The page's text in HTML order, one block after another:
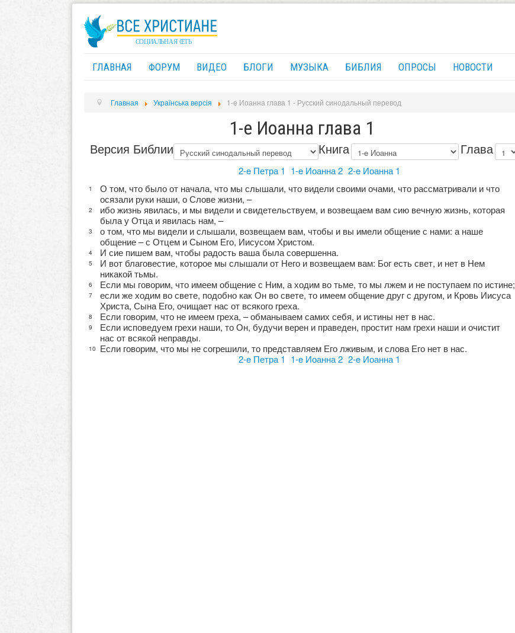
ГЛАВНАЯ ФОРУМ ВИДЕО БЛОГИ МУЗЫКА БИБЛИЯ ОПРОСЫ НОВОСТИ
Главная Українська версія 1-e Иоанна глава 1 - Русский синодальный перевод
1-e Иоанна глава 1
Версия Библии Книга Глава
2-e Петра 1 1-e Иоанна 2 2-e Иоанна 1
1
О том, что было от начала, что мы слышали, что видели своими очами, что рассматривали и что
осязали руки наши, о Слове жизни, –
2
ибо жизнь явилась, и мы видели и свидетельствуем, и возвещаем вам сию вечную жизнь, которая
была у Отца и явилась нам, –
3
о том, что мы видели и слышали, возвещаем вам, чтобы и вы имели общение с нами: а наше
общение – с Отцем и Сыном Его, Иисусом Христом.
4 И сие пишем вам, чтобы радость ваша была совершенна.
5
И вот благовестие, которое мы слышали от Него и возвещаем вам: Бог есть свет, и нет в Нем
никакой тьмы.
6 Если мы говорим, что имеем общение с Ним, а ходим во тьме, то мы лжем и не поступаем по истине;
7
если же ходим во свете, подобно как Он во свете, то имеем общение друг с другом, и Кровь Иисуса
Христа, Сына Его, очищает нас от всякого греха.
8 Если говорим, что не имеем греха, – обманываем самих себя, и истины нет в нас.
9
Если исповедуем грехи наши, то Он, будучи верен и праведен, простит нам грехи наши и очистит
нас от всякой неправды.
10
Если говорим, что мы не согрешили, то представляем Его лживым, и слова Его нет в нас.
2-e Петра 1 1-e Иоанна 2 2-e Иоанна 1